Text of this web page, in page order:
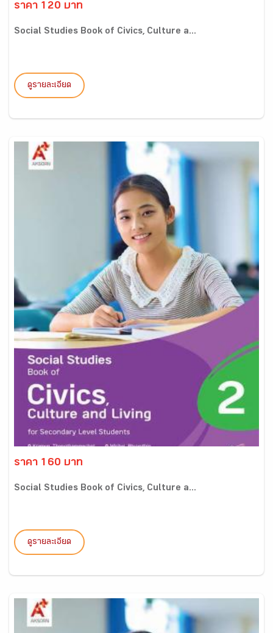
ราคา 120 บาท
Social Studies Book of Civics, Culture a...
ดูรายละเอียด
ราคา 160 บาท
Social Studies Book of Civics, Culture a...
ดูรายละเอียด